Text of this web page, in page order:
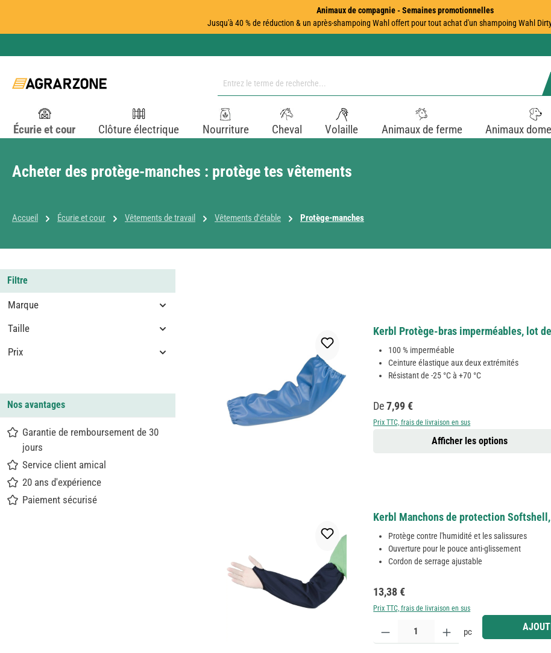
Animaux de compagnie - Semaines promotionnelles
Jusqu'à 40 % de réduction & un après-shampoing Wahl offert pour tout achat d'un shampoing Wahl
Écurie et cour Clôture électrique Nourriture Cheval Volaille Animaux de ferme Animaux
Acheter des protège-manches : protège tes vêtements
Accueil Écurie et cour Vêtements de travail Vêtements d'étable Protège-manches
Filtre
Marque
Taille
Prix
Nos avantages
Garantie de remboursement de 30
jours
Service client amical
20 ans d'expérience
Paiement sécurisé
Kerbl Protège-bras imperméables, lot
100 % imperméable
Ceinture élastique aux deux extrémités
Résistant de -25 °C à +70 °C
Prix régulier :
De7,99 €
Prix TTC, frais de livraison en sus
Afficher les options
Kerbl Manchons de protection
Protège contre l'humidité et les salissures
Ouverture pour le pouce anti-glissement
Cordon de serrage ajustable
Prix régulier :
13,38 €
Prix TTC, frais de livraison en sus
Quantité de produit : Entrez la quantité souhaitée
pc